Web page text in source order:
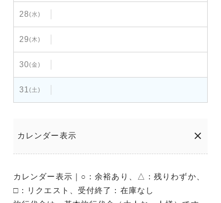
28(水)
29(木)
30(金)
31(土)
カレンダー表示
カレンダー表示｜○：余裕あり、△：残りわずか、
□：リクエスト、受付終了：在庫なし